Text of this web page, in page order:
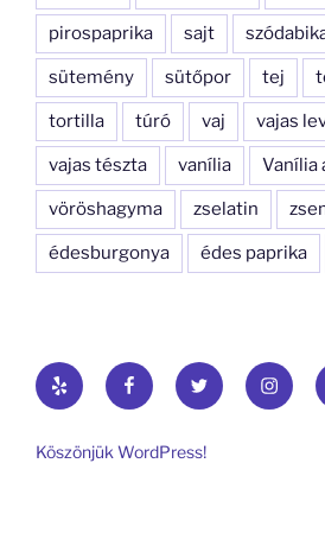
pirospaprika sajt
sütemény sütőpor tej
tortilla túró vaj vajas
vajas tészta vanília Vanília
vöröshagyma zselatin
édesburgonya édes paprika
Yelp FacebookTwitter
Köszönjük WordPress!